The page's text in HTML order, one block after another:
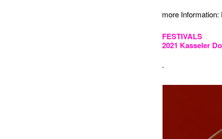
more Information:
FESTIVALS
2021 Kasseler
-